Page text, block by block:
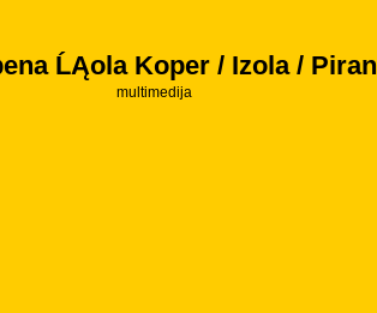
ĹĄola Koper / Izola / Piran
multimedija